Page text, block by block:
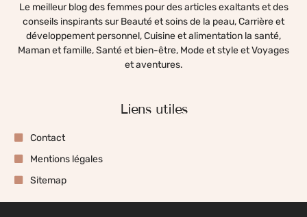
Le meilleur blog des femmes pour des articles exaltants et des
conseils inspirants sur Beauté et soins de la peau, Carrière et
développement personnel, Cuisine et alimentation la santé,
Maman et famille, Santé et bien-être, Mode et style et Voyages
et aventures.
Liens utiles
Contact
Mentions légales
Sitemap